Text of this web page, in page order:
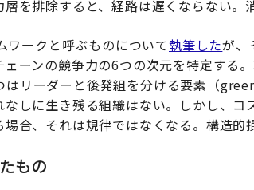
を排除すると、経路は遅くならない。
ワークと呼ぶものについて執筆したが、
ェーンの競争力の6つの次元を特定する
リーダーと後発組を分ける要素（
なしに生き残る組織はない。しかし、
合、それは規律ではなくなる。構造的
もの